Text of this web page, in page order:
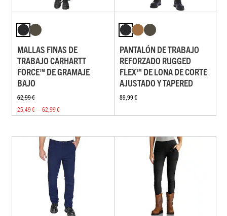
MALLAS FINAS DE
TRABAJO CARHARTT
FORCE™ DE GRAMAJE
BAJO
62,99 €
25,49 € — 62,99 €
PANTALÓN DE TRABAJO
REFORZADO RUGGED
FLEX™ DE LONA DE CORTE
AJUSTADO Y TAPERED
89,99 €